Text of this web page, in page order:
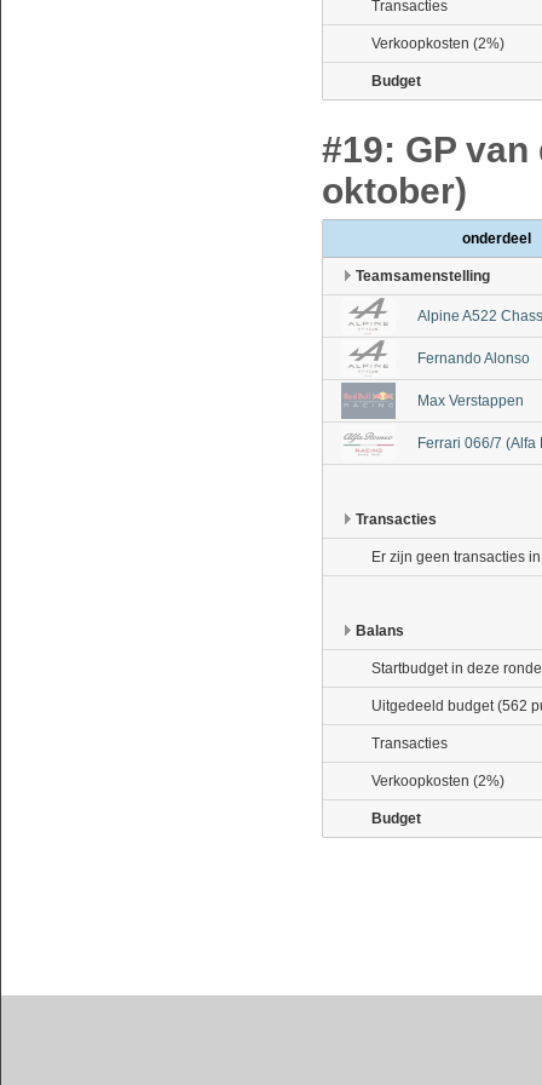
Transacties
Verkoopkosten (2%)
Budget
#19: GP
oktober)
onderdeel
Teamsamenstelling
Alpine A522
Fernando Alonso
Max Verstappen
Ferrari 066/7 (Alfa
Transacties
Er zijn geen transacties
Balans
Startbudget in deze ronde
Uitgedeeld budget (562
Transacties
Verkoopkosten (2%)
Budget